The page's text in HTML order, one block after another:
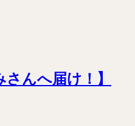
んへ届け！】